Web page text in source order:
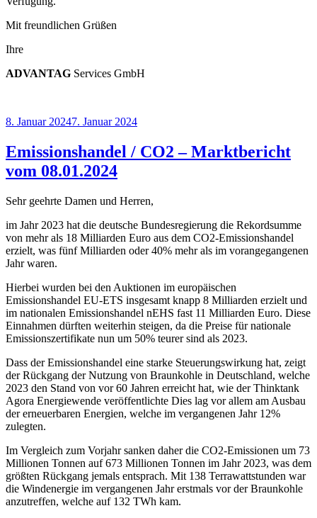
Mit freundlichen Grüßen
Ihre
ADVANTAG Services GmbH
Veröffentlicht
8. Januar 20247. Januar 2024
Emissionshandel / CO2 – Marktbericht
vom 08.01.2024
Sehr geehrte Damen und Herren,
im Jahr 2023 hat die deutsche Bundesregierung die Rekordsumme
von mehr als 18 Milliarden Euro aus dem CO2-Emissionshandel
erzielt, was fünf Milliarden oder 40% mehr als im vorangegangenen
Jahr waren.
Hierbei wurden bei den Auktionen im europäischen
Emissionshandel EU-ETS insgesamt knapp 8 Milliarden erzielt und
im nationalen Emissionshandel nEHS fast 11 Milliarden Euro. Diese
Einnahmen dürften weiterhin steigen, da die Preise für nationale
Emissionszertifikate nun um 50% teurer sind als 2023.
Dass der Emissionshandel eine starke Steuerungswirkung hat, zeigt
der Rückgang der Nutzung von Braunkohle in Deutschland, welche
2023 den Stand von vor 60 Jahren erreicht hat, wie der Thinktank
Agora Energiewende veröffentlichte Dies lag vor allem am Ausbau
der erneuerbaren Energien, welche im vergangenen Jahr 12%
zulegten.
Im Vergleich zum Vorjahr sanken daher die CO2-Emissionen um 73
Millionen Tonnen auf 673 Millionen Tonnen im Jahr 2023, was dem
größten Rückgang jemals entsprach. Mit 138 Terrawattstunden war
die Windenergie im vergangenen Jahr erstmals vor der Braunkohle
anzutreffen, welche auf 132 TWh kam.